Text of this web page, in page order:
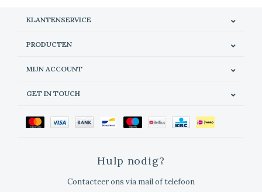
KLANTENSERVICE
PRODUCTEN
MIJN ACCOUNT
GET IN TOUCH
Hulp nodig?
Contacteer ons via mail of telefoon